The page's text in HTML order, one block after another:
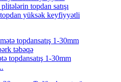
yüksək keyfiyyətli
topdansatış 1-30mm